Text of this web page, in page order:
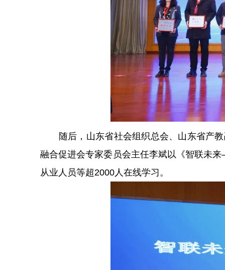
随后，山东省社会组织总会、山东省产教
融合促进会专家委员会主任李斌以《智联未
从业人员等超2000人在线学习。